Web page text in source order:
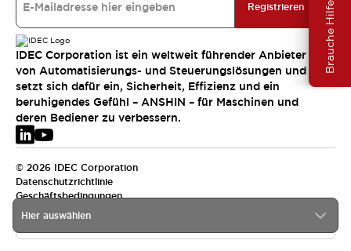
Brauche Hilfe ?
Hier auswählen
Registrieren
IDEC Corporation ist ein weltweit führender Anbieter
von Automatisierungs- und Steuerungslösungen und
setzt sich dafür ein, Sicherheit, Effizienz und ein
beruhigendes Gefühl – ANSHIN – für Maschinen und
deren Bediener zu verbessern.
© 2026 IDEC Corporation
Datenschutzrichtlinie
Geschäftsbedingungen
EMEA